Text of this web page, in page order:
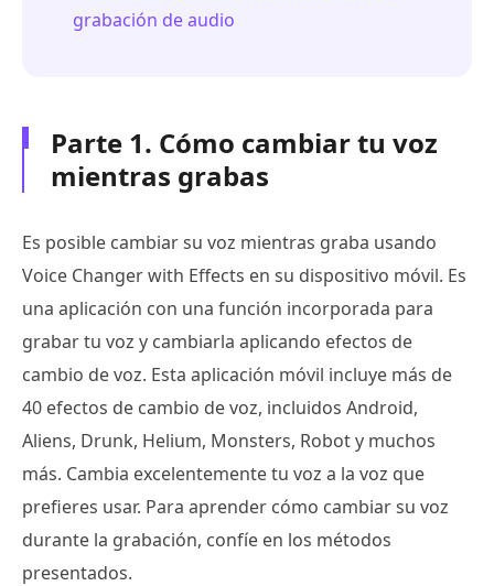
grabación de audio
Parte 1. Cómo cambiar tu voz
mientras grabas
Es posible cambiar su voz mientras graba usando
Voice Changer with Effects en su dispositivo móvil. Es
una aplicación con una función incorporada para
grabar tu voz y cambiarla aplicando efectos de
cambio de voz. Esta aplicación móvil incluye más de
40 efectos de cambio de voz, incluidos Android,
Aliens, Drunk, Helium, Monsters, Robot y muchos
más. Cambia excelentemente tu voz a la voz que
prefieres usar. Para aprender cómo cambiar su voz
durante la grabación, confíe en los métodos
presentados.